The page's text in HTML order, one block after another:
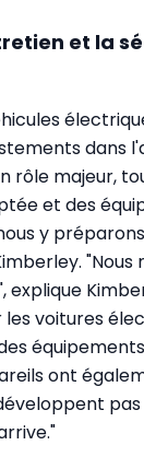
et la
dans
rôle majeur,
et des
y
explique
voitures
ont